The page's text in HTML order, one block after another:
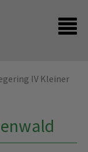
IV Kleiner